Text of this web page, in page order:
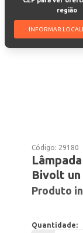
região
INFORMAR
Código: 29180
Bivolt un
Produto
Quantidade: